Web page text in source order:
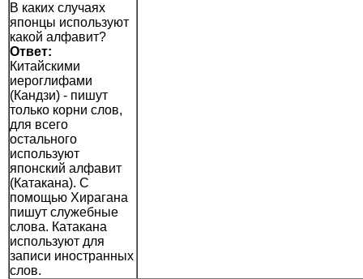
В каких случаях
японцы используют
какой алфавит?
Ответ:
Китайскими
иероглифами
(Кандзи) - пишут
только корни слов,
для всего
остального
используют
японский алфавит
(Катакана). С
помощью Хирагана
пишут служебные
слова. Катакана
используют для
записи иностранных
слов.